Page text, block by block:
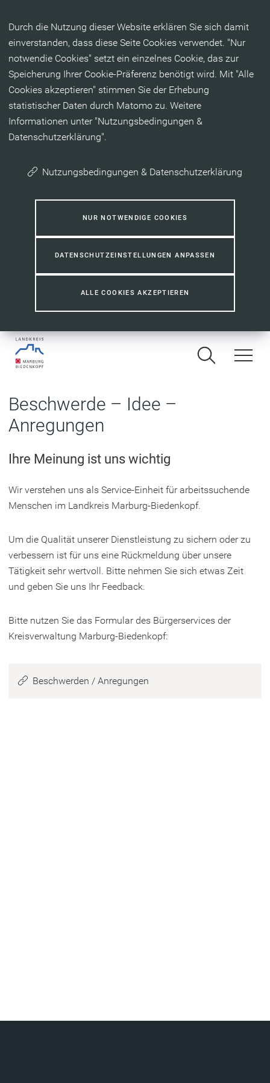
Durch die Nutzung dieser Website erklären Sie sich damit
einverstanden, dass diese Seite Cookies verwendet. "Nur
notwendie Cookies" setzt ein einzelnes Cookie, das zur
Speicherung Ihrer Cookie-Präferenz benötigt wird. Mit "Alle
Cookies akzeptieren" stimmen Sie der Erhebung
statistischer Daten durch Matomo zu. Weitere
Informationen unter "Nutzungsbedingungen &
Datenschutzerklärung".
Nutzungsbedingungen & Datenschutzerklärung
NUR NOTWENDIGE COOKIES
DATENSCHUTZEINSTELLUNGEN ANPASSEN
ALLE COOKIES AKZEPTIEREN
Beschwerde – Idee –
Anregungen
Ihre Meinung ist uns wichtig
Wir verstehen uns als Service-Einheit für arbeitssuchende
Menschen im Landkreis Marburg-Biedenkopf.
Um die Qualität unserer Dienstleistung zu sichern oder zu
verbessern ist für uns eine Rückmeldung über unsere
Tätigkeit sehr wertvoll. Bitte nehmen Sie sich etwas Zeit
und geben Sie uns Ihr Feedback.
Bitte nutzen Sie das Formular des Bürgerservices der
Kreisverwaltung Marburg-Biedenkopf:
Beschwerden / Anregungen